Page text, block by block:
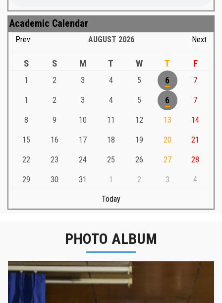
Academic Calendar
Prev AUGUST 2026 Next
S S M T W T F
1 2 3 4 5 6 7
1 2 3 4 5 6 7
8 9 10 11 12 13 14
15 16 17 18 19 20 21
22 23 24 25 26 27 28
29 30 31 1 2 3 4
Today
PHOTO ALBUM